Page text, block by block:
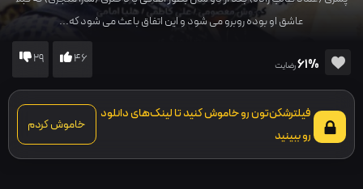
عاشق او بوده روبرو می شود و این اتفاق باعث می شود که...
61%رضایت 46
29
فیلترشکن‌تون رو خاموش کنید تا لینک‌های دانلود
رو ببینید
خاموش کردم